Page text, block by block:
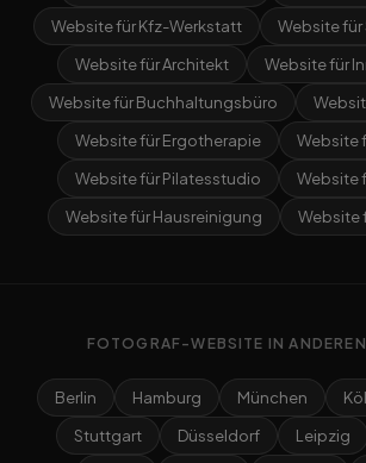
Website für Kfz-Werkstatt
Website
Website für Architekt
Website für
Website für Buchhaltungsbüro
Website für Ergotherapie
Website
Website für Pilatesstudio
Website
Website für Hausreinigung
Website
FOTOGRAF-WEBSITE IN
Berlin Hamburg München
Stuttgart
Düsseldorf Leipzig